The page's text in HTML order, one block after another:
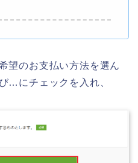
望のお支払い方法を選ん
…にチェックを入れ、